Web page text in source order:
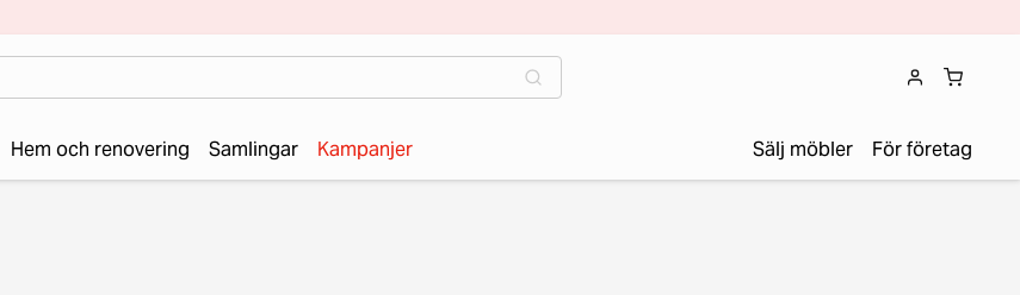
Hem och renovering Samlingar Kampanjer Sälj möbler För företag